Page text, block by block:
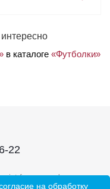
в каталоге «Футболки»
22
ivtrf или ивтрф
на обработку